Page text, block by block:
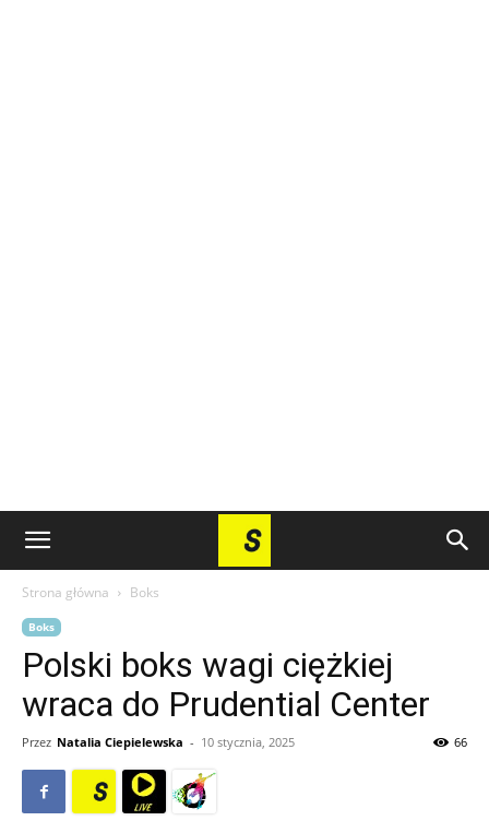
Strona główna Boks
Boks
Polski boks wagi ciężkiej
wraca do Prudential Center
Przez Natalia Ciepielewska - 10 stycznia, 2025 66